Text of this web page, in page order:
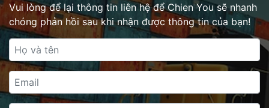
Vui lòng để lại thông tin liên hệ để Chien You sẽ nhanh
chóng phản hồi sau khi nhận được thông tin của bạn!